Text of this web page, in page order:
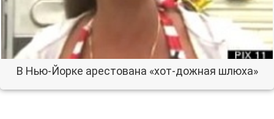
В Нью-Йорке арестована «хот-дожная шлюха»